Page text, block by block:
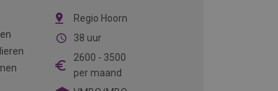
Regio Hoorn
38 uur
2600 - 3500
per maand